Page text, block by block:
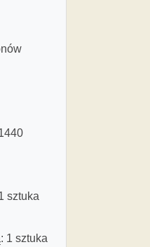
sztuka
1 sztuka